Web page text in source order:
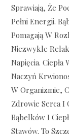
Sprawiają, Że
Pełni Energii.
Pomagają W
Niezwykle
Napięcia.
Naczyń
W Organizmie,
Zdrowie Serca I
Bąbelków I
Stawów. To